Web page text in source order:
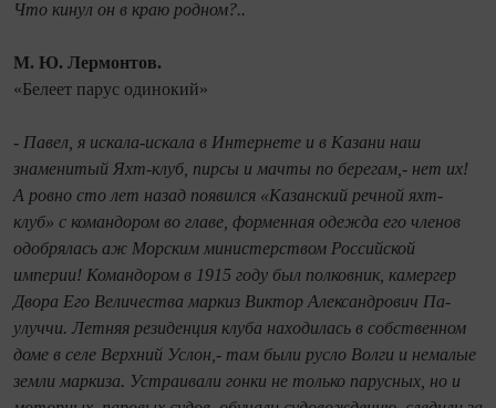
Что кинул он в краю родном?..
М. Ю. Лермонтов.
«Белеет парус одинокий»
- Павел, я искала-искала в Интернете и в Казани наш
знаменитый Яхт-клуб, пирсы и мачты по берегам,- нет их!
А ровно сто лет назад появился «Казанский речной яхт-
клуб» с командором во главе, форменная одежда его членов
одобрялась аж Морским министерством Российской
империи! Командором в 1915 году был полковник, камергер
Двора Его Величества маркиз Виктор Александрович Па­
улуччи. Летняя резиденция клуба находилась в собственном
доме в селе Верхний Услон,- там были русло Волги и немалые
земли маркиза. Устраивали гонки не только парусных, но и